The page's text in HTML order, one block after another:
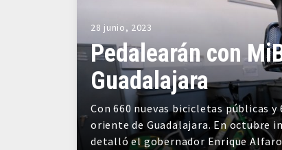
28 junio, 2023
Pedalearán con
Guadalajara
Con 660 nuevas bicicletas públicas
oriente de Guadalajara. En octubre
detalló el gobernador Enrique